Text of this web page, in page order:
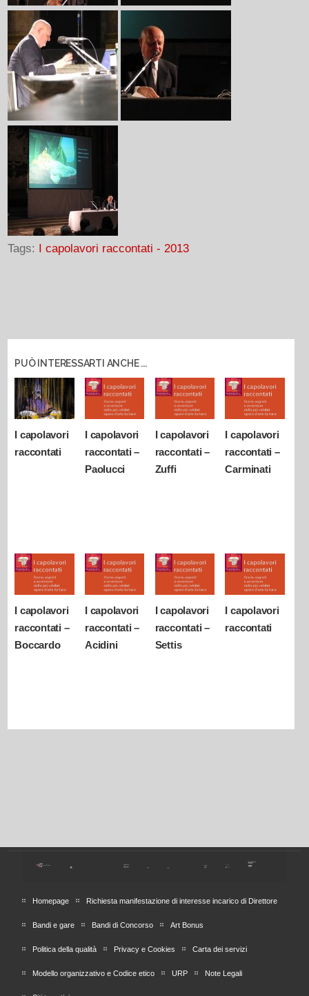
Tags: I capolavori raccontati - 2013
PUÒ INTERESSARTI ANCHE ...
I capolavori
raccontati
I capolavori
raccontati –
Paolucci
I capolavori
raccontati –
Zuffi
I capolavori
raccontati –
Carminati
I capolavori
raccontati –
Boccardo
I capolavori
raccontati –
Acidini
I capolavori
raccontati –
Settis
I capolavori
raccontati
Homepage Richiesta manifestazione di interesse incarico di Direttore
Bandi e gare Bandi di Concorso Art Bonus
Politica della qualità Privacy e Cookies Carta dei servizi
Modello organizzativo e Codice etico URP Note Legali